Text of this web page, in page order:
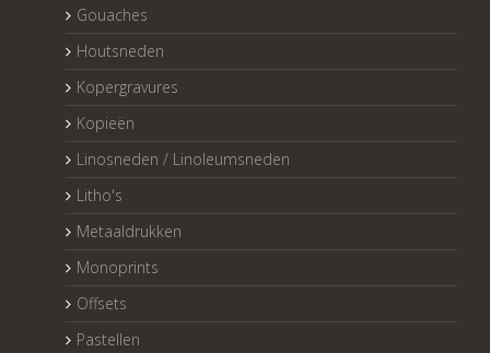
Gouaches
Houtsneden
Kopergravures
Kopieën
Linosneden / Linoleumsneden
Litho's
Metaaldrukken
Monoprints
Offsets
Pastellen